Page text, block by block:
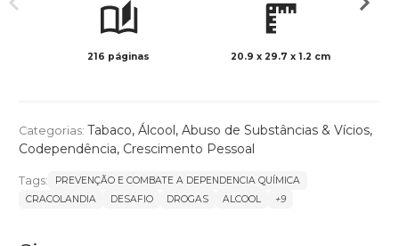
216 páginas 20.9 x 29.7 x 1.2 cm
Categorias: Tabaco, Álcool, Abuso de Substâncias & Vícios,
Codependência, Crescimento Pessoal
Tags:
PREVENÇÃO E COMBATE A DEPENDENCIA QUÍMICA
CRACOLANDIA
DESAFIO DROGAS ALCOOL +9